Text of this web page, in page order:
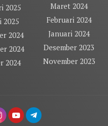
2025
2025
2024
2024
2024
Maret 2024
Februari 2024
Januari 2024
Desember 2023
November 2023